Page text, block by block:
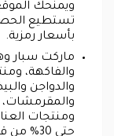
ويمنحك
تستطيع
بأسعار رمزية.
ماركت سبار
والفاكهة،
والدواجن
والمقرمشات،
ومنتجات
حتى 30% من قيمة مشترياتك.